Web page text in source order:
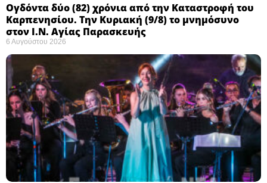
Ογδόντα δύο (82) χρόνια από την Καταστροφή του
Καρπενησίου. Την Κυριακή (9/8) το μνημόσυνο
στον Ι.Ν. Αγίας Παρασκευής
6 Αυγούστου 2026